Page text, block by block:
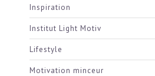
Inspiration
Institut Light Motiv
Lifestyle
Motivation minceur